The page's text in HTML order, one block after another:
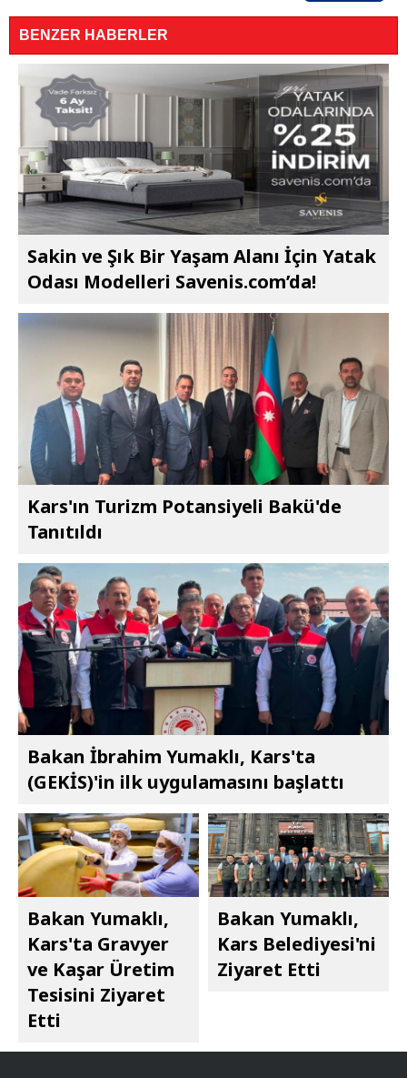
BENZER HABERLER
Sakin ve Şık Bir Yaşam Alanı İçin Yatak
Odası Modelleri Savenis.com’da!
Kars'ın Turizm Potansiyeli Bakü'de
Tanıtıldı
Bakan İbrahim Yumaklı, Kars'ta
(GEKİS)'in ilk uygulamasını başlattı
Bakan Yumaklı,
Kars'ta Gravyer
ve Kaşar Üretim
Tesisini Ziyaret
Etti
Bakan Yumaklı,
Kars Belediyesi'ni
Ziyaret Etti